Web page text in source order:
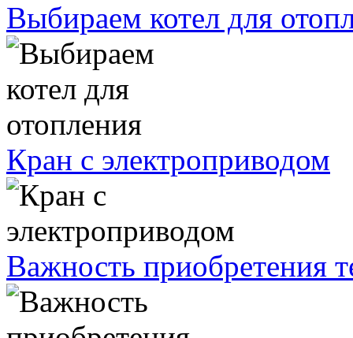
Выбираем котел для
Кран с электроприводом
Важность приобретения